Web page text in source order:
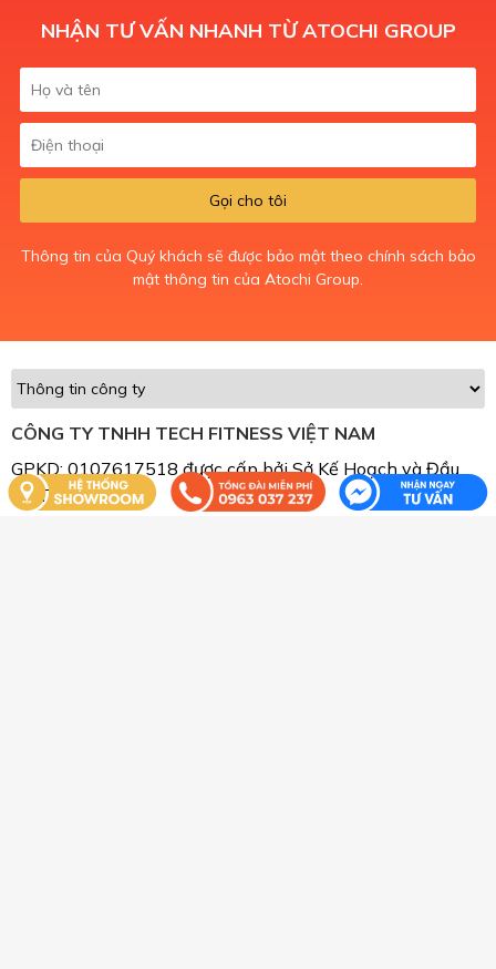
NHẬN TƯ VẤN NHANH TỪ ATOCHI GROUP
Gọi cho tôi
Thông tin của Quý khách sẽ được bảo mật theo chính sách bảo
mật thông tin của Atochi Group.
CÔNG TY TNHH TECH FITNESS VIỆT NAM
GPKD: 0107617518 được cấp bởi Sở Kế Hoạch và Đầu
Tư TP Hà Nội